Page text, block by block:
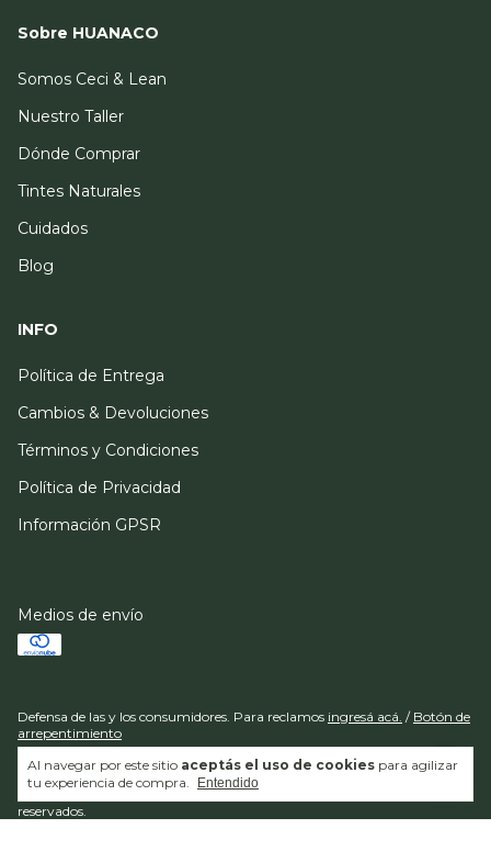
Al navegar por este sitio aceptás el uso de cookies para agilizar
tu experiencia de compra.
Entendido
Sobre HUANACO
Somos Ceci & Lean
Nuestro Taller
Dónde Comprar
Tintes Naturales
Cuidados
Blog
INFO
Política de Entrega
Cambios & Devoluciones
Términos y Condiciones
Política de Privacidad
Información GPSR
Medios de envío
Defensa de las y los consumidores. Para reclamos ingresá acá. / Botón de
arrepentimiento
Copyright HUANACO - 30716820021 - 2026. Todos los derechos
reservados.